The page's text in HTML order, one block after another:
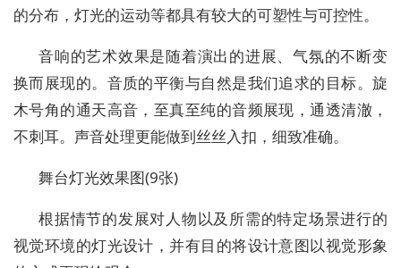
的分布，灯光的运动等都具有较大的可塑性与可控性。
音响的艺术效果是随着演出的进展、气氛的不断变
换而展现的。音质的平衡与自然是我们追求的目标。旋
木号角的通天高音，至真至纯的音频展现，通透清澈，
不刺耳。声音处理更能做到丝丝入扣，细致准确。
舞台灯光效果图(9张)
根据情节的发展对人物以及所需的特定场景进行的
视觉环境的灯光设计，并有目的将设计意图以视觉形象